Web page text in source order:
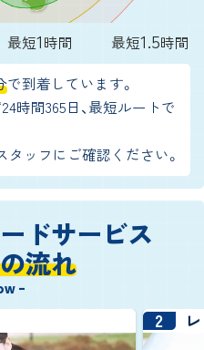
最短1時間 最短1.5時間
で到着しています。
時間365日、最短ルートで
ッフにご確認ください。
ドサービス
流れ
-
2